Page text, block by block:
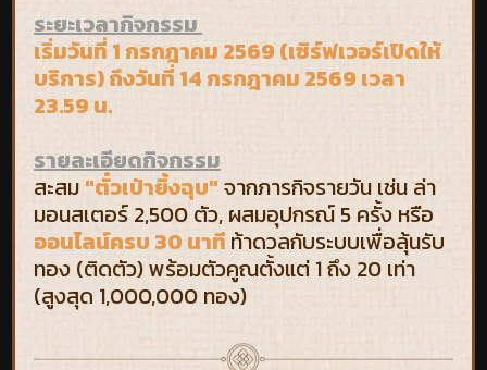
ระยะเวลากิจกรรม
เริ่มวันที่ 1 กรกฎาคม 2569 (เซิร์ฟเวอร์เปิดให้
บริการ) ถึงวันที่ 14 กรกฎาคม 2569 เวลา
23.59 น.
รายละเอียดกิจกรรม
สะสม "ตั๋วเป่ายิ้งฉุบ" จากภารกิจรายวัน เช่น ล่า
มอนสเตอร์ 2,500 ตัว, ผสมอุปกรณ์ 5 ครั้ง หรือ
ออนไลน์ครบ 30 นาที ท้าดวลกับระบบเพื่อลุ้นรับ
ทอง (ติดตัว) พร้อมตัวคูณตั้งแต่ 1 ถึง 20 เท่า
(สูงสุด 1,000,000 ทอง)